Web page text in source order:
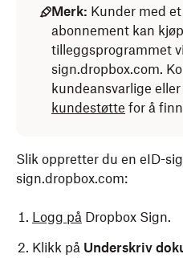
Merk: Kunder med
abonnement kan
tilleggsprogrammet
sign.dropbox.com.
kundeansvarlige eller
kundestøtte for å
Slik oppretter du en eID-
sign.dropbox.com:
Logg på Dropbox Sign.
Klikk på Underskriv